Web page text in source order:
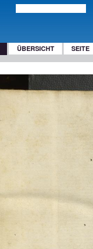
ÜBERSICHT SEITE